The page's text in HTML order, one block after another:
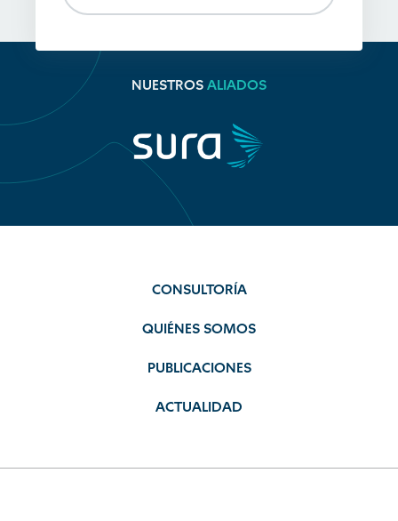
NUESTROS ALIADOS
CONSULTORÍA
QUIÉNES SOMOS
PUBLICACIONES
ACTUALIDAD